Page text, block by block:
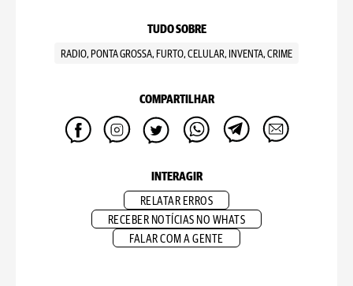
TUDO SOBRE
RADIO, PONTA GROSSA, FURTO, CELULAR, INVENTA, CRIME
COMPARTILHAR
INTERAGIR
RELATAR ERROS
RECEBER NOTÍCIAS NO WHATS
FALAR COM A GENTE